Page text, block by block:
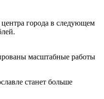
города в следующем
масштабные работы